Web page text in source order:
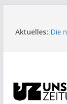
Aktuelles:
Die